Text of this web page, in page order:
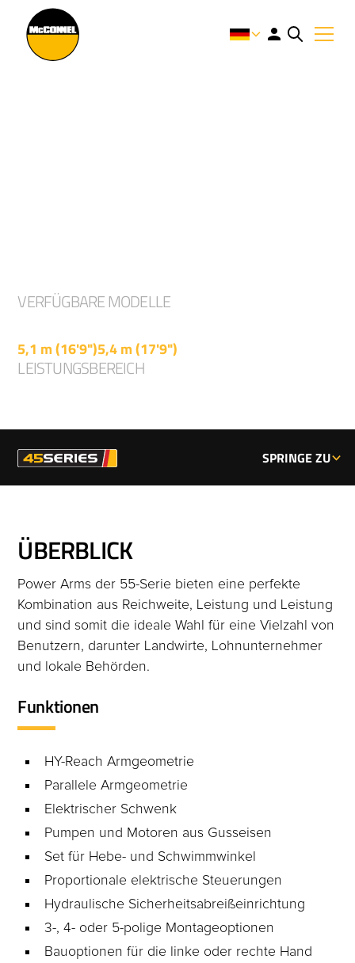
VERFÜGBARE MODELLE
5,1 m (16'9")5,4 m (17'9")
LEISTUNGSBEREICH
SPRINGE ZU
ÜBERBLICK
Power Arms der 55-Serie bieten eine perfekte
Kombination aus Reichweite, Leistung und Leistung
und sind somit die ideale Wahl für eine Vielzahl von
Benutzern, darunter Landwirte, Lohnunternehmer
und lokale Behörden.
Funktionen
HY-Reach Armgeometrie
Parallele Armgeometrie
Elektrischer Schwenk
Pumpen und Motoren aus Gusseisen
Set für Hebe- und Schwimmwinkel
Proportionale elektrische Steuerungen
Hydraulische Sicherheitsabreißeinrichtung
3-, 4- oder 5-polige Montageoptionen
Bauoptionen für die linke oder rechte Hand